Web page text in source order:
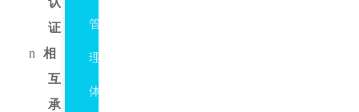
证
n
相
互
承
管
理
体